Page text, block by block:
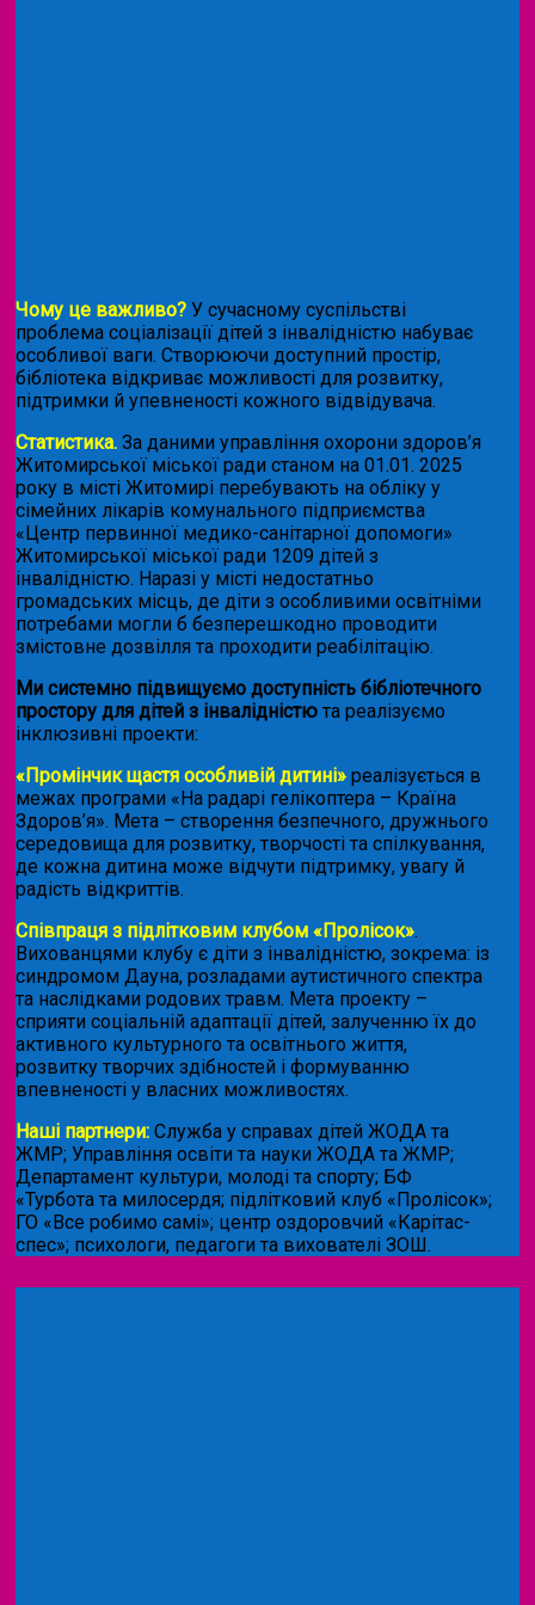
Чому це важливо? У сучасному суспільстві
проблема соціалізації дітей з інвалідністю набуває
особливої ваги. Створюючи доступний простір,
бібліотека відкриває можливості для розвитку,
підтримки й упевненості кожного відвідувача.
Статистика. За даними управління охорони здоров’я
Житомирської міської ради станом на 01.01. 2025
року в місті Житомирі перебувають на обліку у
сімейних лікарів комунального підприємства
«Центр первинної медико-санітарної допомоги»
Житомирської міської ради 1209 дітей з
інвалідністю. Наразі у місті недостатньо
громадських місць, де діти з особливими освітніми
потребами могли б безперешкодно проводити
змістовне дозвілля та проходити реабілітацію.
Ми системно підвищуємо доступність бібліотечного
простору для дітей з інвалідністю та реалізуємо
інклюзивні проекти:
«Промінчик щастя особливій дитині» реалізується в
межах програми «На радарі гелікоптера – Країна
Здоров’я». Мета – створення безпечного, дружнього
середовища для розвитку, творчості та спілкування,
де кожна дитина може відчути підтримку, увагу й
радість відкриттів.
Співпраця з підлітковим клубом «Пролісок».
Вихованцями клубу є діти з інвалідністю, зокрема: із
синдромом Дауна, розладами аутистичного спектра
та наслідками родових травм. Мета проекту –
сприяти соціальній адаптації дітей, залученню їх до
активного культурного та освітнього життя,
розвитку творчих здібностей і формуванню
впевненості у власних можливостях.
Наші партнери: Служба у справах дітей ЖОДА та
ЖМР; Управління освіти та науки ЖОДА та ЖМР;
Департамент культури, молоді та спорту; БФ
«Турбота та милосердя; підлітковий клуб «Пролісок»;
ГО «Все робимо самі»; центр оздоровчий «Карітас-
спес»; психологи, педагоги та вихователі ЗОШ.